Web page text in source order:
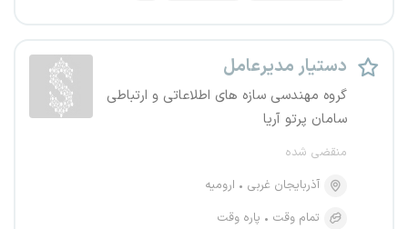
دستیار مدیرعامل
گروه مهندسی سازه های اطلاعاتی و ارتباطی
سامان پرتو آریا
منقضی شده
آذربایجان غربی
ارومیه
تمام وقت
پاره وقت